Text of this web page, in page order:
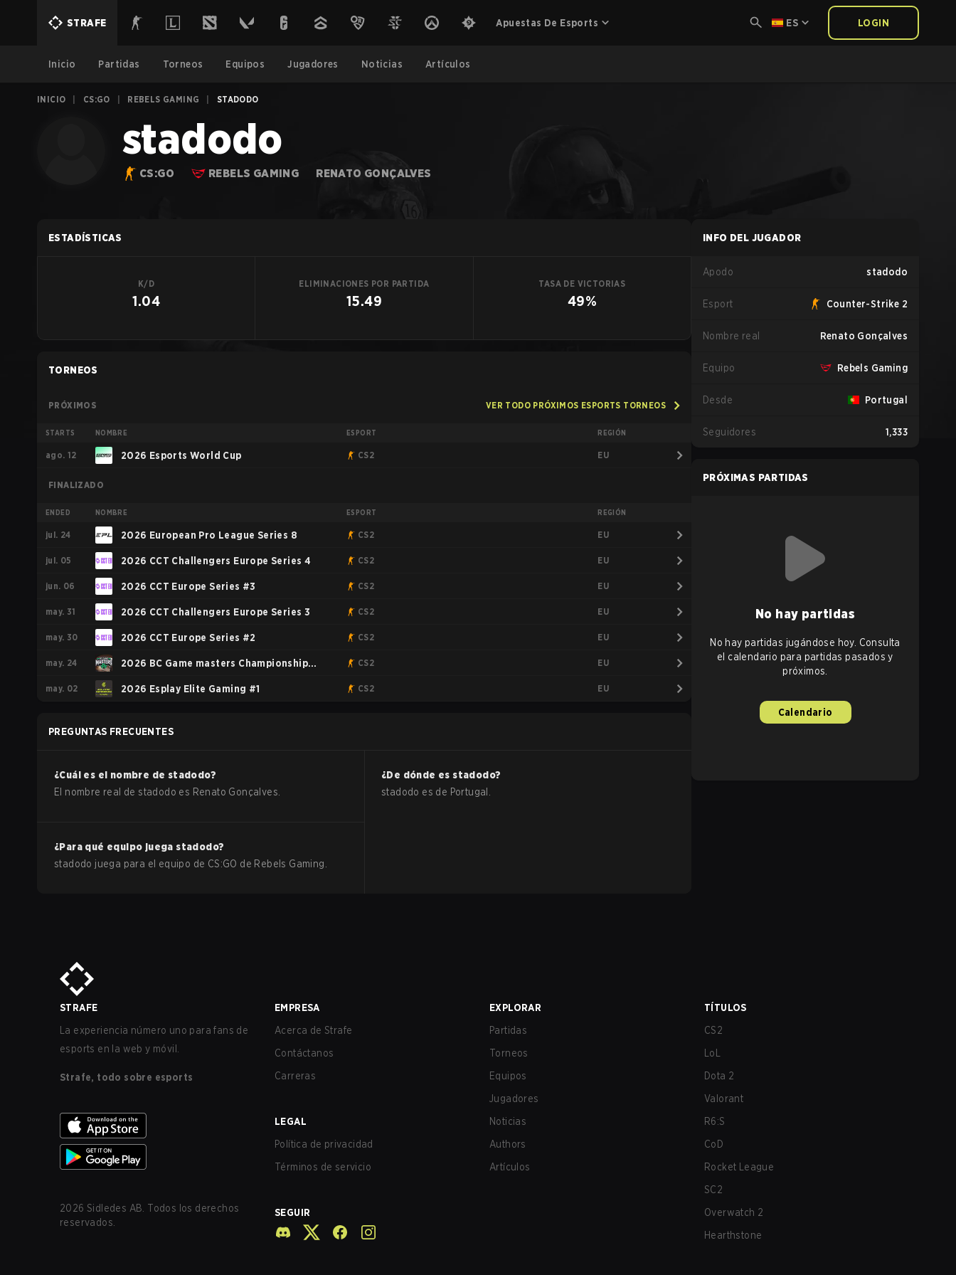
STRAFE Apuestas De Esports ES LOGIN
Inicio Partidas Torneos Equipos Jugadores Noticias Artículos
INICIO CS:GO REBELS GAMING STADODO
stadodo
CS:GO REBELS GAMING RENATO GONÇALVES
ESTADÍSTICAS
K/D
1.04
ELIMINACIONES POR PARTIDA
15.49
TASA DE VICTORIAS
49%
TORNEOS
PRÓXIMOS VER TODO PRÓXIMOS ESPORTS TORNEOS
STARTS NOMBRE ESPORT REGIÓN
ago. 12 2026 Esports World Cup CS2 EU
FINALIZADO
ENDED NOMBRE ESPORT REGIÓN
jul. 24 2026 European Pro League Series 8 CS2 EU
jul. 05 2026 CCT Challengers Europe Series 4 CS2 EU
jun. 06 2026 CCT Europe Series #3 CS2 EU
may. 31 2026 CCT Challengers Europe Series 3 CS2 EU
may. 30 2026 CCT Europe Series #2 CS2 EU
may. 24 2026 BC Game masters Championship
Season 2
CS2 EU
may. 02 2026 Esplay Elite Gaming #1 CS2 EU
PREGUNTAS FRECUENTES
¿Cuál es el nombre de stadodo?
El nombre real destadodo es Renato Gonçalves
¿De dónde esstadodo?
stadodo es de Portugal
¿Para qué equipo juegastadodo?
stadodo juega para el equipo de CS:GO de Rebels Gaming
INFO DEL JUGADOR
Apodo stadodo
Esport Counter-Strike 2
Nombre real Renato Gonçalves
Equipo Rebels Gaming
Desde Portugal
Seguidores 1,333
PRÓXIMAS PARTIDAS
No hay partidas
No hay partidas jugándose hoy. Consulta
el calendario para partidas pasados y
próximos.
Calendario
STRAFE
La experiencia número uno para fans de
esports en la web y móvil.
Strafe, todo sobre esports
2026 Sidledes AB. Todos los derechos
reservados.
EMPRESA
Acerca de Strafe
Contáctanos
Carreras
LEGAL
Política de privacidad
Términos de servicio
SEGUIR
EXPLORAR
Partidas
Torneos
Equipos
Jugadores
Noticias
Authors
Artículos
TÍTULOS
CS2
LoL
Dota 2
Valorant
R6:S
CoD
Rocket League
SC2
Overwatch 2
Hearthstone